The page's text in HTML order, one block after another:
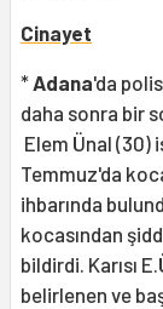
Cinayet
*Adana'da
daha sonra bir
Elem Ünal (30)
Temmuz'da
ihbarında
kocasından
bildirdi. Karısı
belirlenen ve